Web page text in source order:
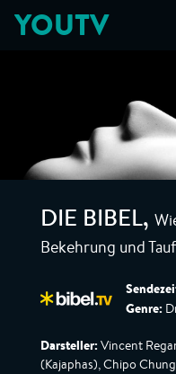
YOUTV
DIE BIBEL,
Bekehrung und
Genre:
Darsteller: Vincent
(Kajaphas), Chipo